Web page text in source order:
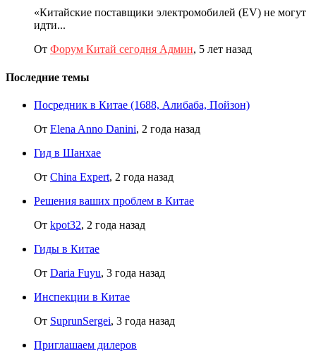
«Китайские поставщики электромобилей (EV) не могут
идти...
От Форум Китай сегодня Админ, 5 лет назад
Последние темы
Посредник в Китае (1688, Алибаба, Пойзон)
От Elena Anno Danini, 2 года назад
Гид в Шанхае
От China Expert, 2 года назад
Решения ваших проблем в Китае
От kpot32, 2 года назад
Гиды в Китае
От Daria Fuyu, 3 года назад
Инспекции в Китае
От SuprunSergei, 3 года назад
Приглашаем дилеров